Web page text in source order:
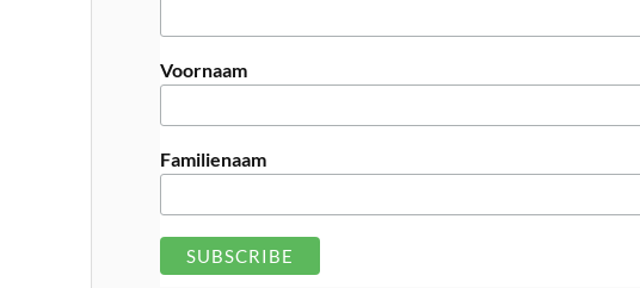
Voornaam
Familienaam